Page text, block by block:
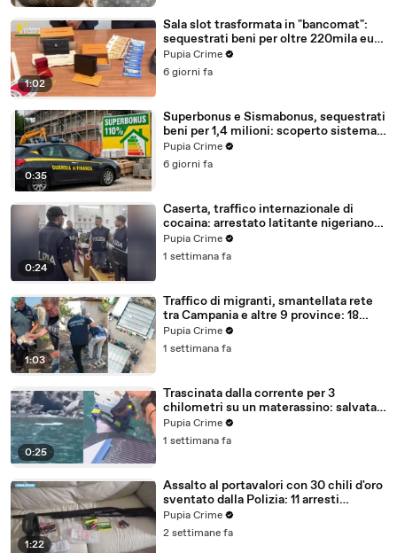
1:02
Sala slot trasformata in "bancomat":
sequestrati beni per oltre 220mila euro
a due coniugi (29.07.26)
Pupia Crime
6 giorni fa
0:35
Superbonus e Sismabonus, sequestrati
beni per 1,4 milioni: scoperto sistema
con false abitazioni (29.07.26)
Pupia Crime
6 giorni fa
0:24
Caserta, traffico internazionale di
cocaina: arrestato latitante nigeriano
ricercato dal 2019 (28.07.26)
Pupia Crime
1 settimana fa
1:03
Traffico di migranti, smantellata rete
tra Campania e altre 9 province: 18
arresti (27.07.26)
Pupia Crime
1 settimana fa
0:25
Trascinata dalla corrente per 3
chilometri su un materassino: salvata
dalla Polizia (25.07.26)
Pupia Crime
1 settimana fa
1:22
Assalto al portavalori con 30 chili d'oro
sventato dalla Polizia: 11 arresti
(25.07.26)
Pupia Crime
2 settimane fa